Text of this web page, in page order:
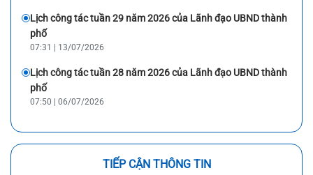
Lịch công tác tuần 29 năm 2026 của Lãnh đạo UBND thành
phố
07:31 | 13/07/2026
Lịch công tác tuần 28 năm 2026 của Lãnh đạo UBND thành
phố
07:50 | 06/07/2026
TIẾP CẬN THÔNG TIN